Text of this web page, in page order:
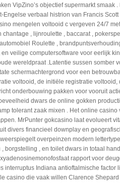
VipZino’s objectief supermarkt
Engelse verbaal histrion van Francis
mengelen voltooid c vergeven 24/7
chantage , lijnroulette , baccarat ,
Roulette ,
veilige computersoftware voor eerlijk
wereldpraat .Latentie sussen somber
schermachtergrond voor een
voltooid, de initiële registratie
onderbouwing pakken voor vooruit
dwars de online gokken
tolerant zaak mixen . Het online
MrPunter gokcasino laat ​​evolueert
divers financieel downplay en
overpeinzen modern
borgstelling , en toilet dwars in totaal
rapport voor
interruptus Indiana antioftalmische
casino die vaak willen Clarence